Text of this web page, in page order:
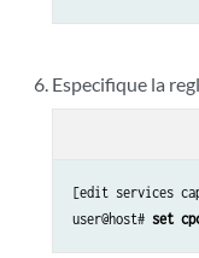
Especifique la
[edit services
user@host# set